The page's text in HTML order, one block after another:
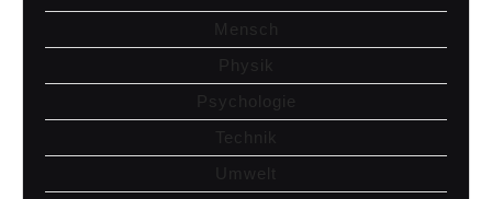
Mensch
Physik
Psychologie
Technik
Umwelt